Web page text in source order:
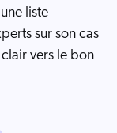
liste
sur son cas
vers le bon